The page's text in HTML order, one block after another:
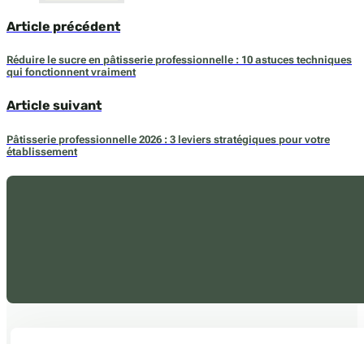
Article précédent
Réduire le sucre en pâtisserie professionnelle : 10 astuces techniques
qui fonctionnent vraiment
Article suivant
Pâtisserie professionnelle 2026 : 3 leviers stratégiques pour votre
établissement